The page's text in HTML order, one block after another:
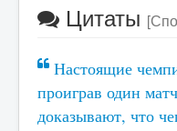
Цитаты
Настоящие
проиграв один
доказывают, что